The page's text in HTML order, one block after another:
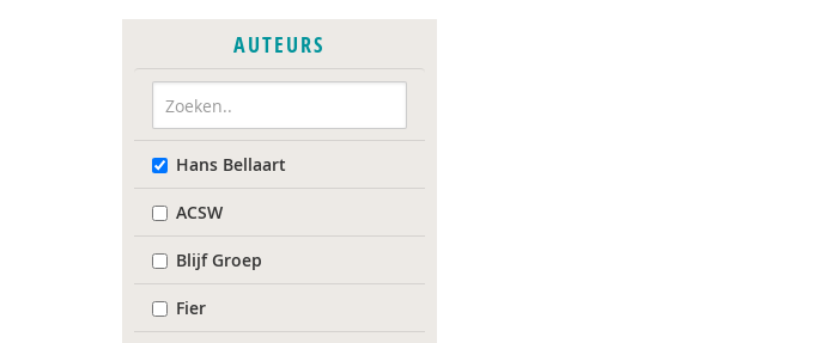
AUTEURS
Hans Bellaart
ACSW
Blijf Groep
Fier